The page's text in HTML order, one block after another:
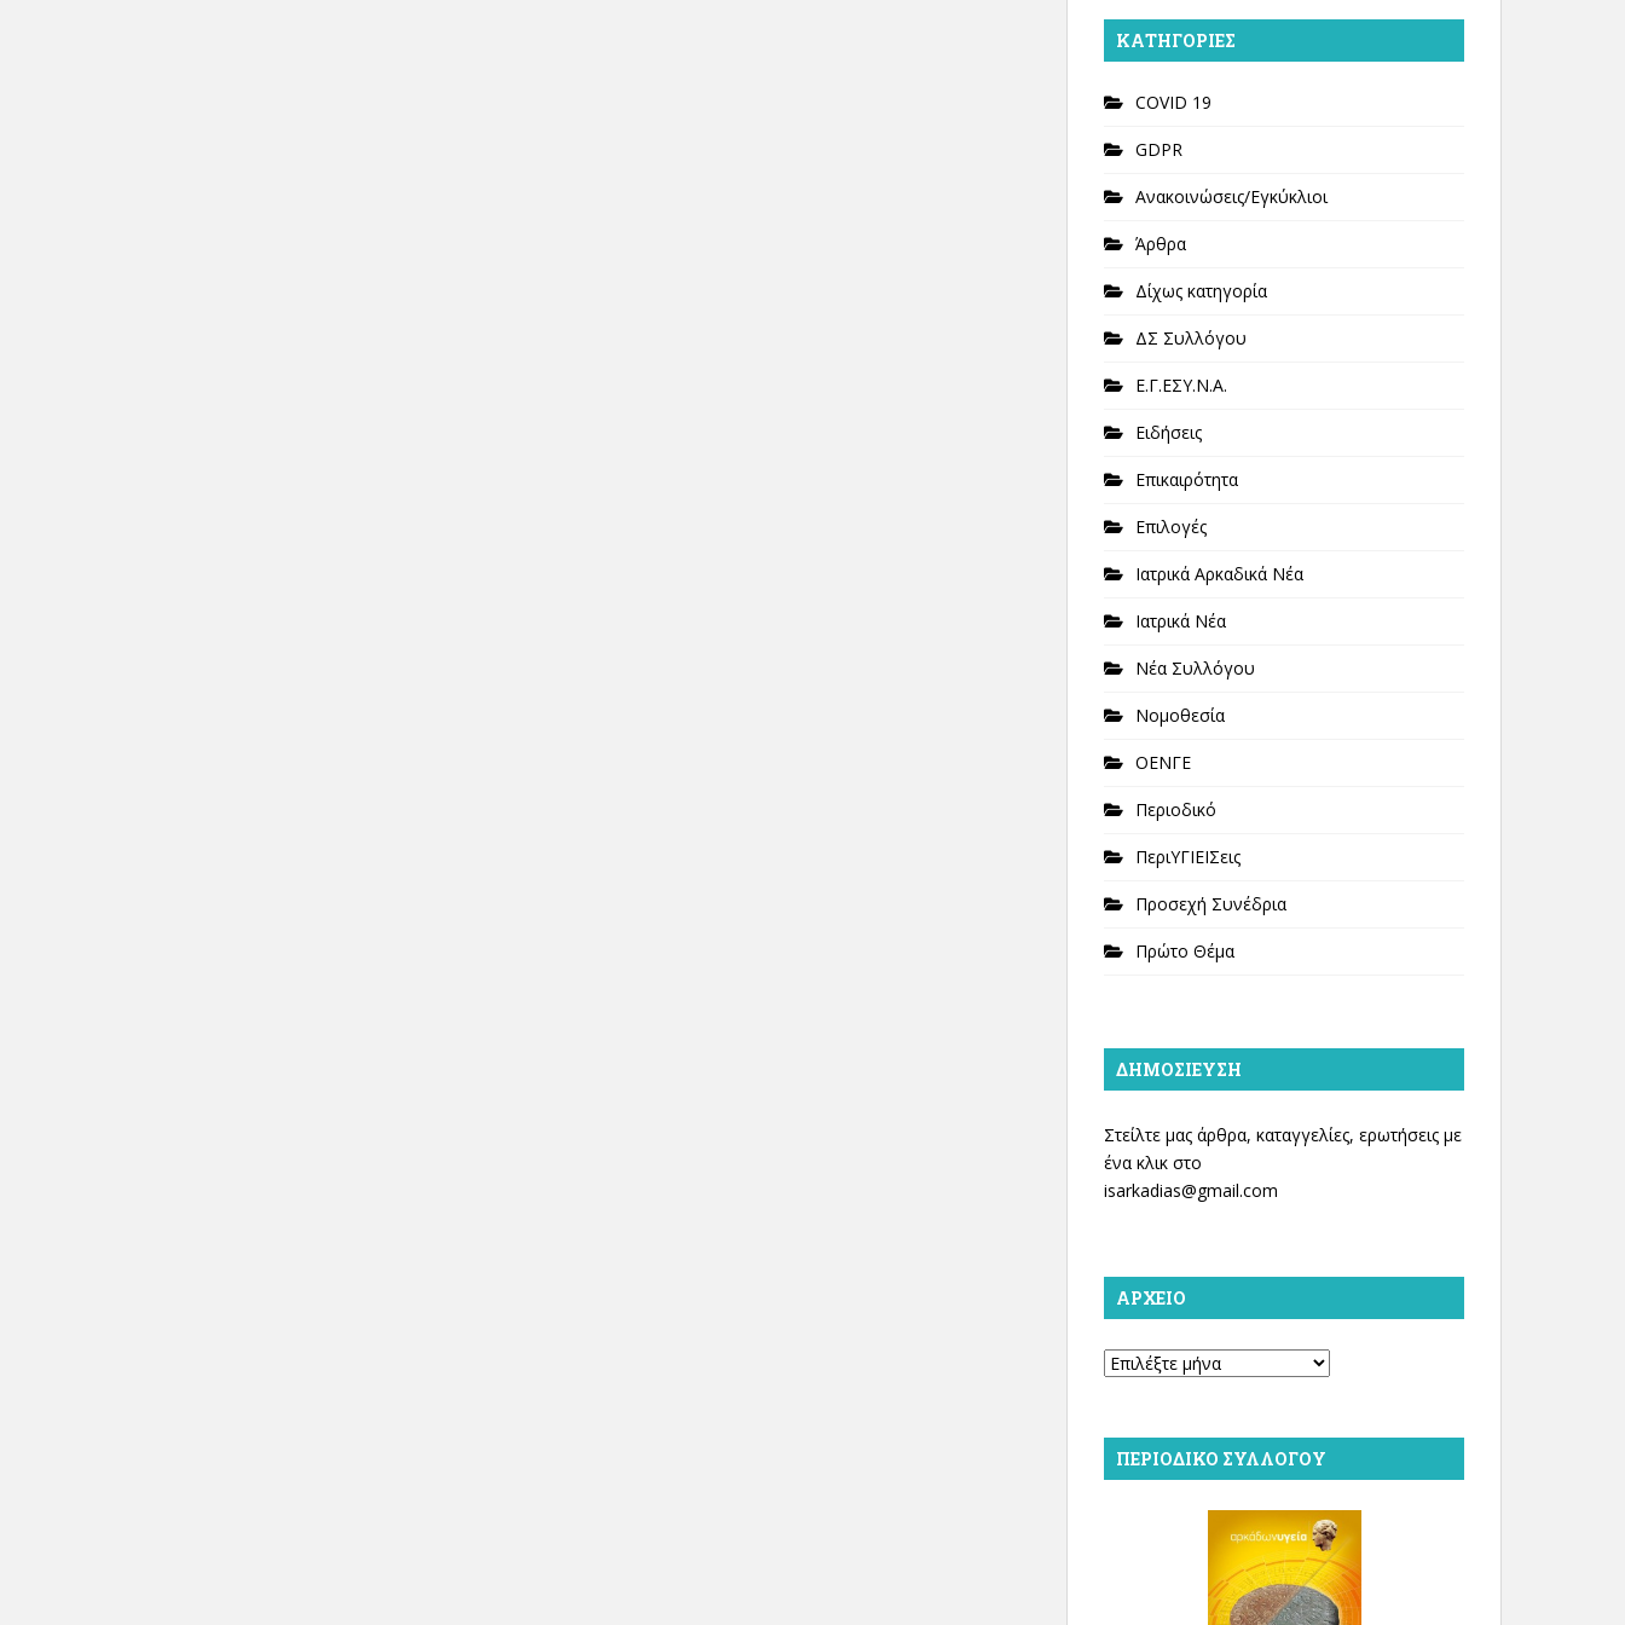
KΑΤΗΓΟΡΊΕΣ
COVID 19
GDPR
Ανακοινώσεις/Εγκύκλιοι
Άρθρα
Δίχως κατηγορία
ΔΣ Συλλόγου
Ε.Γ.ΕΣΥ.Ν.Α.
Ειδήσεις
Επικαιρότητα
Επιλογές
Ιατρικά Αρκαδικά Νέα
Ιατρικά Νέα
Νέα Συλλόγου
Νομοθεσία
ΟΕΝΓΕ
Περιοδικό
ΠεριΥΓΙΕΙΣεις
Προσεχή Συνέδρια
Πρώτο Θέμα
ΔΗΜΟΣΊΕΥΣΗ
Στείλτε μας άρθρα, καταγγελίες, ερωτήσεις με
ένα κλικ στο
isarkadias@gmail.com
ΑΡΧΕΊΟ
Αρχείο
ΠΕΡΙΟΔΙΚΌ ΣΥΛΛΌΓΟΥ